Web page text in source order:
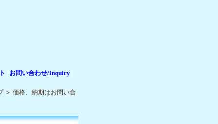
お問い合わせ/Inquiry
＞ 価格、納期はお問い合